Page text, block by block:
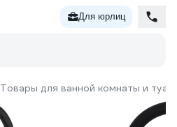
Для юрлиц
Товары для ванной комнаты и